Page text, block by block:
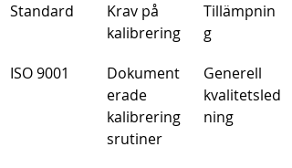
Standard
Krav på
kalibrering
Tillämpnin
g
ISO 9001
Dokument
erade
kalibrering
srutiner
Generell
kvalitetsled
ning